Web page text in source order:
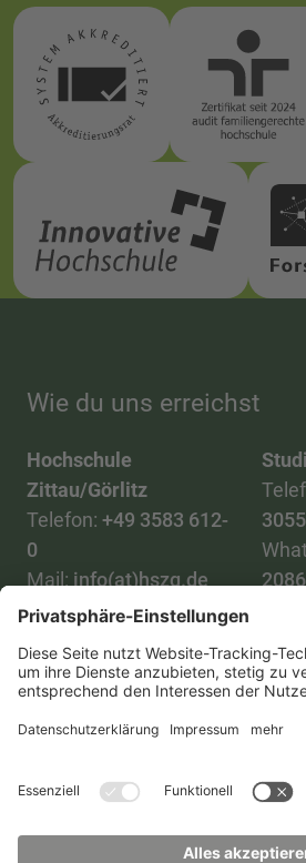
Wie du uns erreichst
Hochschule
Zittau/Görlitz
Telefon: +49 3583 612-
0
Mail: info(at)hszg.de
3055
Alle Studiengänge
ImpressumBarrierefreiheit